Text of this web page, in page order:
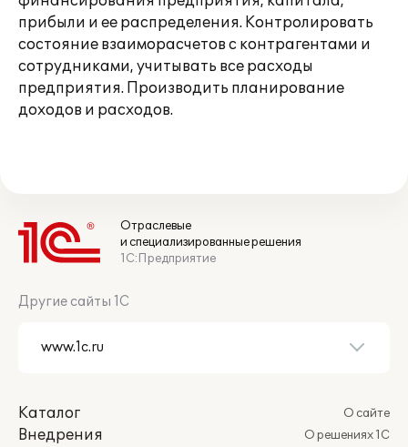
прибыли и ее распределения. Контролировать
состояние взаиморасчетов с контрагентами и
сотрудниками, учитывать все расходы
предприятия. Производить планирование
доходов и расходов.
Отраслевые
и специализированные решения
1С:Предприятие
Другие сайты 1С
Каталог
Внедрения
О сайте
О решениях 1С